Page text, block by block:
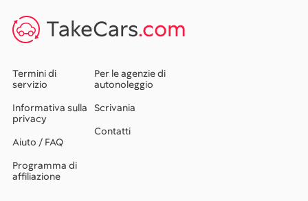
TakeCars.com
Termini di
servizio
Informativa sulla
privacy
Aiuto / FAQ
Programma di
affiliazione
Per le agenzie di
autonoleggio
Scrivania
Contatti